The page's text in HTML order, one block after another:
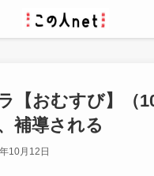
【おむすび】（
補導される
10月12日